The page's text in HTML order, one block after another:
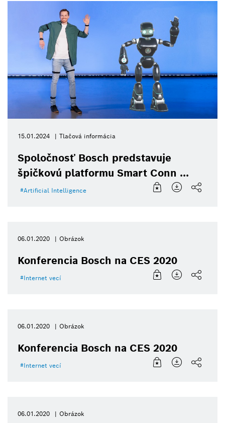
15.01.2024 Tlačová informácia
Spoločnosť Bosch predstavuje
špičkovú platformu Smart Conn ...
Artificial Intelligence
06.01.2020 Obrázok
Konferencia Bosch na CES 2020
Internet vecí
06.01.2020 Obrázok
Konferencia Bosch na CES 2020
Internet vecí
06.01.2020 Obrázok